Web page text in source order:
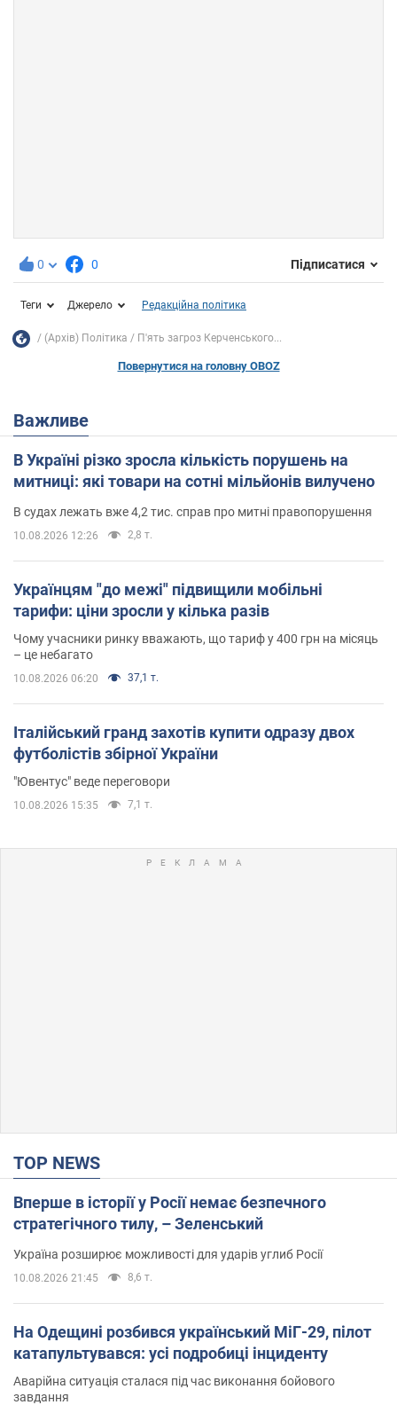
0 0 Підписатися
Теги Джерело Редакційна політика
(Архів) Політика П'ять загроз Керченського...
Повернутися на головну OBOZ
Важливе
В Україні різко зросла кількість порушень на
митниці: які товари на сотні мільйонів вилучено
В судах лежать вже 4,2 тис. справ про митні правопорушення
10.08.2026 12:26 2,8 т.
Українцям "до межі" підвищили мобільні
тарифи: ціни зросли у кілька разів
Чому учасники ринку вважають, що тариф у 400 грн на місяць
– це небагато
10.08.2026 06:20 37,1 т.
Італійський гранд захотів купити одразу двох
футболістів збірної України
"Ювентус" веде переговори
10.08.2026 15:35 7,1 т.
TOP NEWS
Вперше в історії у Росії немає безпечного
стратегічного тилу, – Зеленський
Україна розширює можливості для ударів углиб Росії
10.08.2026 21:45 8,6 т.
На Одещині розбився український МіГ-29, пілот
катапультувався: усі подробиці інциденту
Аварійна ситуація сталася під час виконання бойового
завдання